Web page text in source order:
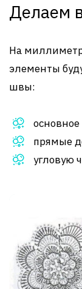
Делаем
На
элементы
швы:
прямые
угловую